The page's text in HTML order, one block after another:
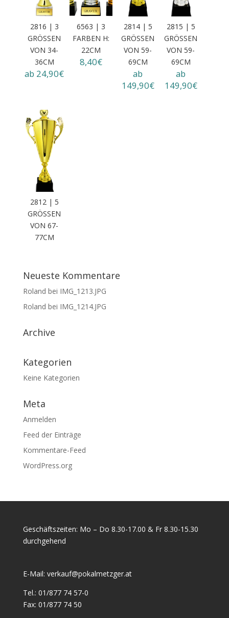
2816 | 3
GRÖSSEN
VON 34-3
6CM
ab 24,90€
6563 | 3
FARBEN H:
22CM
8,40€
2814 | 5
GRÖSSEN V
ON 59-6
9CM
ab
149,90€
2815 | 5
GRÖSSEN V
ON 59-6
9CM
ab
149,90€
2812 | 5
GRÖSSEN V
ON 67-7
7CM
Neueste Kommentare
Roland bei IMG_1213.JPG
Roland bei IMG_1214.JPG
Archive
Kategorien
Keine Kategorien
Meta
Anmelden
Feed der Einträge
Kommentare-Feed
WordPress.org
Geschäftszeiten: Mo – Do 8.30-17.00 & Fr 8.30-15.30
durchgehend
E-Mail: verkauf@pokalmetzger.at
Tel.: 01/877 74 57-0
Fax: 01/877 74 50